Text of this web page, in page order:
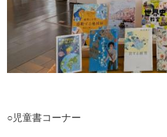
○児童書コーナー